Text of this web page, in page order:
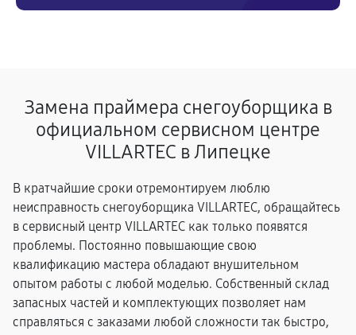
Замена праймера снегоуборщика в
официальном сервисном центре
VILLARTEC в Липецке
В кратчайшие сроки отремонтируем люблю
неисправность снегоуборщика VILLARTEC, обращайтесь
в сервисный центр VILLARTEC как только появятся
проблемы. Постоянно повышающие свою
квалификацию мастера обладают внушительном
опытом работы с любой моделью. Собственный склад
запасных частей и комплектующих позволяет нам
справляться с заказами любой сложности так быстро,